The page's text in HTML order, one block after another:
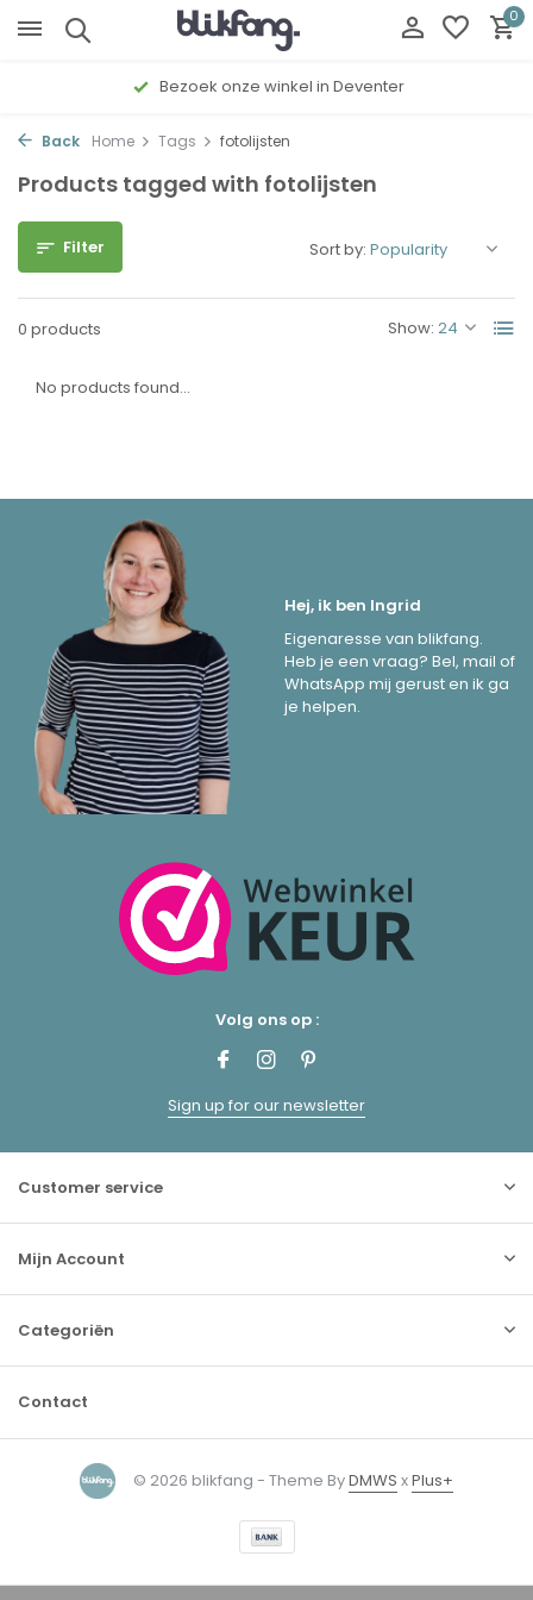
0
Bezoek onze winkel in Deventer
Back Home Tags fotolijsten
Products tagged with fotolijsten
Filter
0 products Show:
Sort by:
No products found...
Hej, ik ben Ingrid
Eigenaresse van blikfang.
Heb je een vraag? Bel, mail of
WhatsApp mij gerust en ik ga
je helpen.
Volg ons op :
Sign up for our newsletter
Customer service
Mijn Account
Categoriën
Contact
© 2026 blikfang - Theme ByDMWS xPlus+